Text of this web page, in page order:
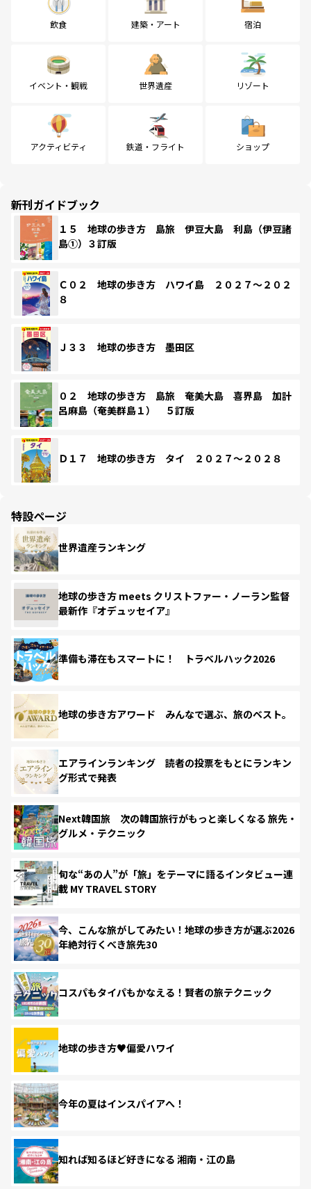
飲食 建築・アート 宿泊
イベント・観戦 世界遺産 リゾート
アクティビティ 鉄道・フライト ショップ
新刊ガイドブック
１５ 地球の歩き方 島旅 伊豆大島 利島（伊豆諸
島①）３訂版
Ｃ０２ 地球の歩き方 ハワイ島 ２０２７～２０２
８
Ｊ３３ 地球の歩き方 墨田区
０２ 地球の歩き方 島旅 奄美大島 喜界島 加計
呂麻島（奄美群島１） ５訂版
Ｄ１７ 地球の歩き方 タイ ２０２７～２０２８
特設ページ
世界遺産ランキング
地球の歩き方 meets クリストファー・ノーラン監督
最新作『オデュッセイア』
準備も滞在もスマートに！ トラベルハック2026
地球の歩き方アワード みんなで選ぶ、旅のベスト。
エアラインランキング 読者の投票をもとにランキン
グ形式で発表
Next韓国旅 次の韓国旅行がもっと楽しくなる 旅先・
グルメ・テクニック
旬な“あの人”が「旅」をテーマに語るインタビュー連
載 MY TRAVEL STORY
今、こんな旅がしてみたい！地球の歩き方が選ぶ2026
年絶対行くべき旅先30
コスパもタイパもかなえる！賢者の旅テクニック
地球の歩き方♥偏愛ハワイ
今年の夏はインスパイアへ！
知れば知るほど好きになる 湘南・江の島